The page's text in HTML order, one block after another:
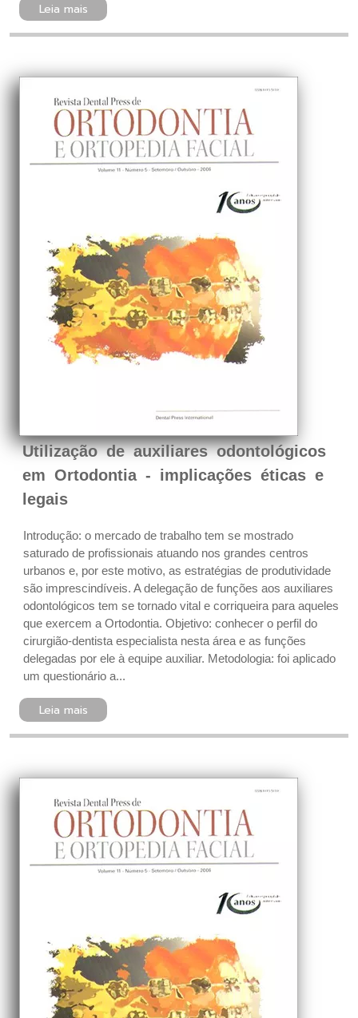
Leia mais
Utilização de auxiliares odontológicos
em Ortodontia - implicações éticas e
legais
Introdução: o mercado de trabalho tem se mostrado
saturado de profissionais atuando nos grandes centros
urbanos e, por este motivo, as estratégias de produtividade
são imprescindíveis. A delegação de funções aos auxiliares
odontológicos tem se tornado vital e corriqueira para aqueles
que exercem a Ortodontia. Objetivo: conhecer o perfil do
cirurgião-dentista especialista nesta área e as funções
delegadas por ele à equipe auxiliar. Metodologia: foi aplicado
um questionário a...
Leia mais